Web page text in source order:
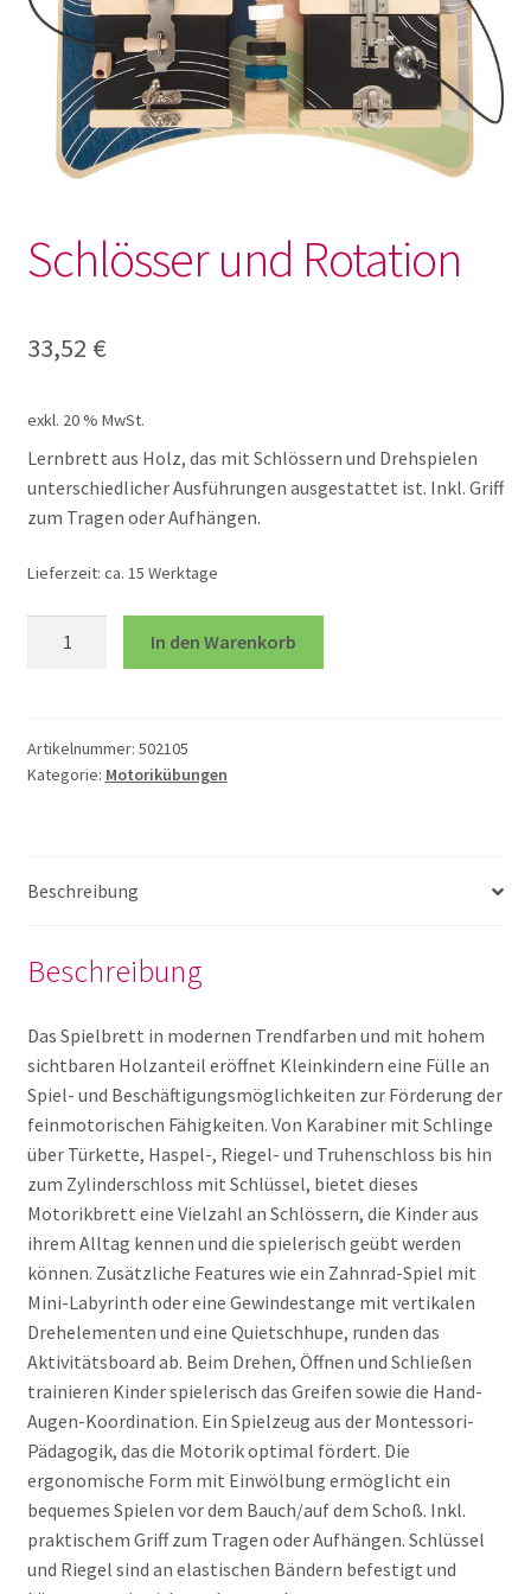
Lotto und Domino
Meine kleine Welt
öffnen
Montessori
Musik und Theater
Puzzles
öffnen
Rollenspiele
Technik und TipToi
Therapie
Gewicht
Gewichtstiere
Igelplatte grow
Igelplatte rund
Igelplatte Zubehör
Igelplatten gross
Igelplatten klein
Kauen
Massage Vibration
Motorikübungen
Schlösser und Rotation
33,52 €
exkl. 20 % MwSt.
Lernbrett aus Holz, das mit Schlössern und Drehspielen
unterschiedlicher Ausführungen ausgestattet ist. Inkl. Griff
zum Tragen oder Aufhängen.
Lieferzeit: ca. 15 Werktage
In den Warenkorb
Artikelnummer: 502105
Kategorie: Motorikübungen
Beschreibung
Beschreibung
Das Spielbrett in modernen Trendfarben und mit hohem
sichtbaren Holzanteil eröffnet Kleinkindern eine Fülle an
Spiel- und Beschäftigungsmöglichkeiten zur Förderung der
feinmotorischen Fähigkeiten. Von Karabiner mit Schlinge
über Türkette, Haspel-, Riegel- und Truhenschloss bis hin
zum Zylinderschloss mit Schlüssel, bietet dieses
Motorikbrett eine Vielzahl an Schlössern, die Kinder aus
ihrem Alltag kennen und die spielerisch geübt werden
können. Zusätzliche Features wie ein Zahnrad-Spiel mit
Mini-Labyrinth oder eine Gewindestange mit vertikalen
Drehelementen und eine Quietschhupe, runden das
Aktivitätsboard ab. Beim Drehen, Öffnen und Schließen
trainieren Kinder spielerisch das Greifen sowie die Hand-
Augen-Koordination. Ein Spielzeug aus der Montessori-
Pädagogik, das die Motorik optimal fördert. Die
ergonomische Form mit Einwölbung ermöglicht ein
bequemes Spielen vor dem Bauch/auf dem Schoß. Inkl.
praktischem Griff zum Tragen oder Aufhängen. Schlüssel
und Riegel sind an elastischen Bändern befestigt und